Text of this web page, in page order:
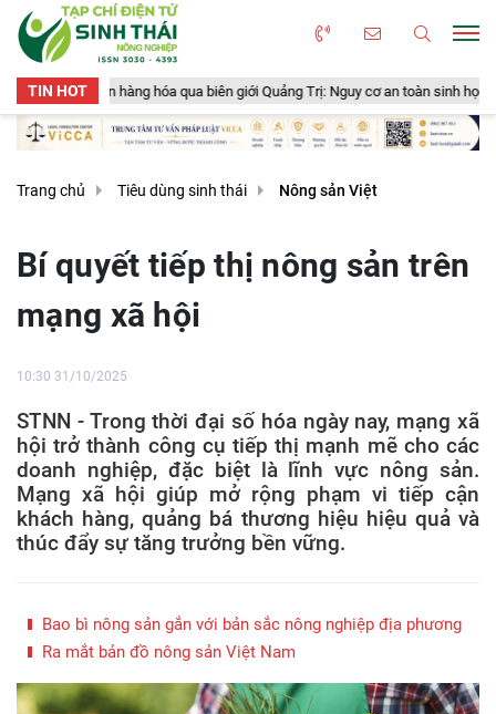
TIN HOT
qua biên giới Quảng Trị: Nguy cơ an toàn sinh học, an toàn thực phẩm từ sản
Trang chủ Tiêu dùng sinh thái Nông sản Việt
Bí quyết tiếp thị nông sản trên
mạng xã hội
10:30 31/10/2025
STNN - Trong thời đại số hóa ngày nay, mạng xã
hội trở thành công cụ tiếp thị mạnh mẽ cho các
doanh nghiệp, đặc biệt là lĩnh vực nông sản.
Mạng xã hội giúp mở rộng phạm vi tiếp cận
khách hàng, quảng bá thương hiệu hiệu quả và
thúc đẩy sự tăng trưởng bền vững.
Bao bì nông sản gắn với bản sắc nông nghiệp địa phương
Ra mắt bản đồ nông sản Việt Nam